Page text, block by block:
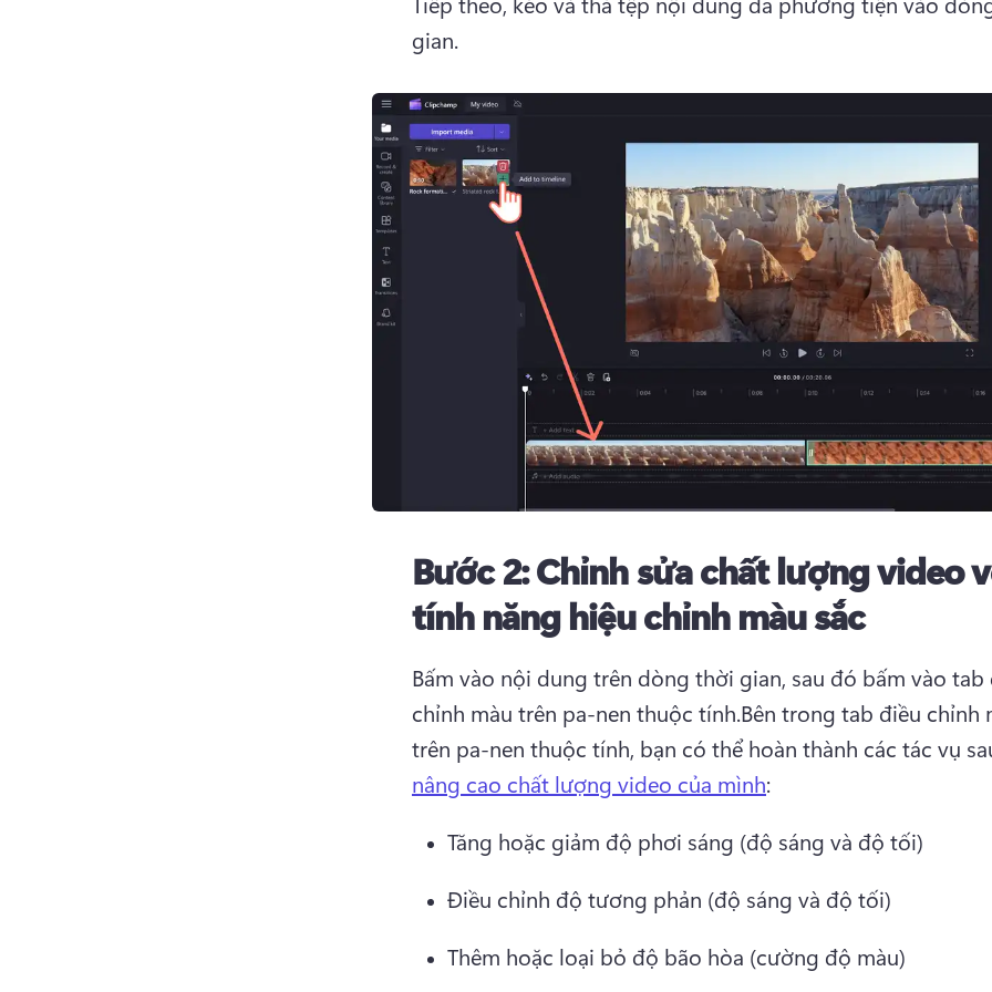
gian.
Bước 2:Chỉnh sửa chất lượng video
tính năng hiệu chỉnh màu sắc
Bấm vào nội dung trên dòng thời gian, sau đó bấm vào tab
chỉnh màu trên pa-nen thuộc tính.Bên trong tab điều chỉnh
trên pa-nen thuộc tính, bạn có thể hoàn thành các tác vụ
nâng cao chất lượng video của mình:
Tăng hoặc giảm độ phơi sáng (độ sáng và độ tối)
Điều chỉnh độ tương phản (độ sáng và độ tối)
Thêm hoặc loại bỏ độ bão hòa (cường độ màu)